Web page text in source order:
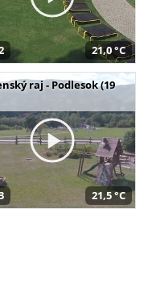
21,0 °C
raj - Podlesok (19
21,5 °C